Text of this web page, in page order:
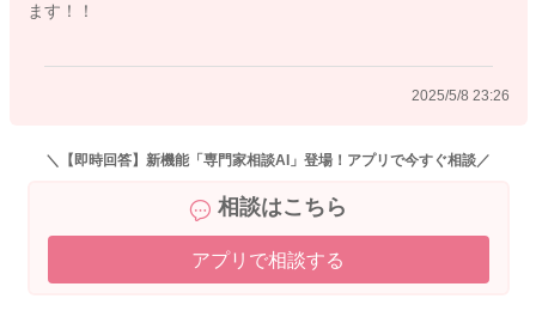
集団での生活とお家での生活とのバランスが取れるように、お
よくよく頑張っている娘さんを労いつつ、たくさん触れてもら
れてみてください。
てもらっていくことで、またアイスノンさんと離れる時間も頑
張れるようになるのではと思いました。
ます！！
2025/5/8 23:26
＼【即時回答】新機能「専門家相談AI」登場！アプリで今すぐ相談／
相談はこちら
アプリで相談する